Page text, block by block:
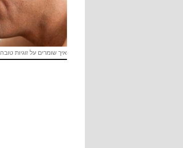
איך שומרים על זוגיות טובה